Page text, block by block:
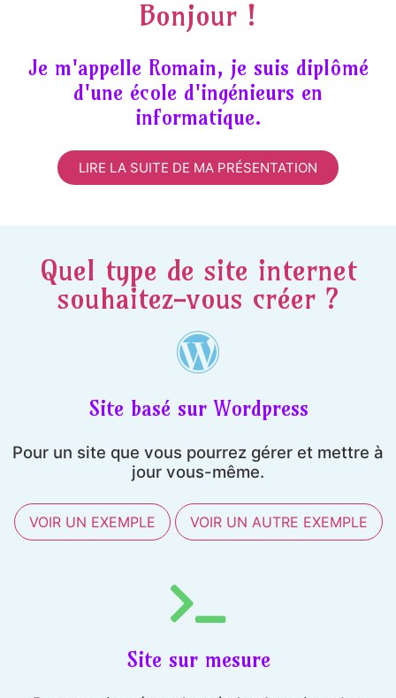
Bonjour !
Je m'appelle Romain, je suis diplômé
d'une école d'ingénieurs en
informatique.
LIRE LA SUITE DE MA PRÉSENTATION
Quel type de site internet
souhaitez-vous créer ?
Site basé sur Wordpress
Pour un site que vous pourrez gérer et mettre à
jour vous-même.
VOIR UN EXEMPLE VOIR UN AUTRE EXEMPLE
Site sur mesure